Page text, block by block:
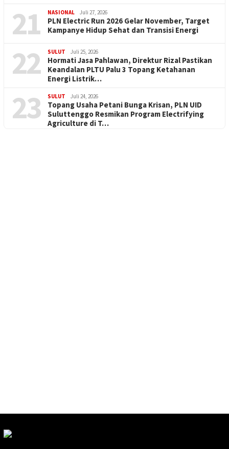
21 NASIONAL Juli 27, 2026
PLN Electric Run 2026 Gelar November, Target
Kampanye Hidup Sehat dan Transisi Energi
22 SULUT Juli 25, 2026
Hormati Jasa Pahlawan, Direktur Rizal Pastikan
Keandalan PLTU Palu 3 Topang Ketahanan
Energi Listrik…
23 SULUT Juli 24, 2026
Topang Usaha Petani Bunga Krisan, PLN UID
Suluttenggo Resmikan Program Electrifying
Agriculture di T…